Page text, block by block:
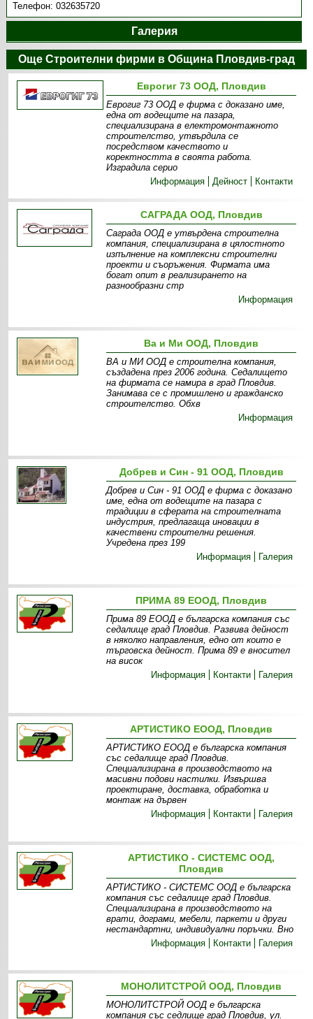
Телефон:032635720
Галерия
Още Строителни фирми в Община Пловдив-град
Еврогиг 73 ООД, Пловдив
Еврогиг 73 ООД е фирма с доказано име,
една от водещите на пазара,
специализирана в електромонтажното
строителство, утвърдила се
посредством качеството и
коректността в своята работа.
Изградила серио
Информация
Дейност Контакти
САГРАДА ООД, Пловдив
Саграда ООД е утвърдена строителна
компания, специализирана в цялостното
изпълнение на комплексни строителни
проекти и съоръжения. Фирмата има
богат опит в реализирането на
разнообразни стр
Информация
Ва и Ми ООД, Пловдив
ВА и МИ ООД е строителна компания,
създадена през 2006 година. Седалището
на фирмата се намира в град Пловдив.
Занимава се с промишлено и гражданско
строителство. Обхв
Информация
Добрев и Син - 91 ООД, Пловдив
Добрев и Син - 91 ООД е фирма с доказано
име, една от водещите на пазара с
традиции в сферата на строителната
индустрия, предлагаща иновации в
качествени строителни решения.
Учредена през 199
Информация
Галерия
ПРИМА 89 ЕООД, Пловдив
Прима 89 ЕООД е българска компания със
седалище град Пловдив. Развива дейност
в няколко направления, едно от които е
търговска дейност. Прима 89 е вносител
на висок
Информация
Контакти Галерия
АРТИСТИКО ЕООД, Пловдив
АРТИСТИКО ЕООД е българска компания
със седалище град Пловдив.
Специализирана в производството на
масивни подови настилки. Извършва
проектиране, доставка, обработка и
монтаж на дървен
Информация
Контакти Галерия
АРТИСТИКО - СИСТЕМС ООД,
Пловдив
АРТИСТИКО - СИСТЕМС ООД е българска
компания със седалище град Пловдив.
Специализирана в производството на
врати, дограми, мебели, паркети и други
нестандартни, индивидуални поръчки. Вно
Информация
Контакти Галерия
МОНОЛИТСТРОЙ ООД, Пловдив
МОНОЛИТСТРОЙ ООД е българска
компания със седлище град Пловдив, ул.